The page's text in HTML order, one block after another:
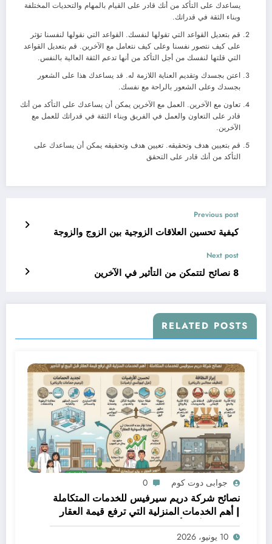
يساعدك على التأكد من أنك قادر على القيام بالمهام والتحديات المختلفة
وبناء الثقة في قدراتك.
قم بتعديل القواعد التي تقولها لنفسك. القواعد التي نقولها لنفسنا تؤثر
على كيف نتصور نفسنا وعلى كيف نتعامل مع الآخرين. قم بتعديل القواعد
التي قلتها لنفسك من أجل التأكد من أنها تدعم الثقة العالية بالنفس.
اعتن بجسدك وتقديم العناية اللازمة له. قد يساعدك هذا على الشعور
بجسدك وعلى الشعور بالراحة مع نفسك.
تعاون مع الآخرين. العمل مع الآخرين يمكن أن يساعدك على التأكد من أنك
قادر على التعاون والعمل في الفريق وبناء الثقة في قدراتك للعمل مع
الآخرين.
قم بتعيين هدف وتحقيقه. تعيين هدف وتحقيقه يمكن أن يساعدك على
التأكد من أنك قادر على التحقق
Previous post
كيفية تحسين العلاقات الزوجية بين الزوج والزوجة
Next post
8 نصائح لتتمكن من التأثير في الآخرين
RELATED POSTS
جوابى دوت كوم 0
نصائح شركة دريم سيرفيس للخدمات المتكاملة
| أهم الخدمات المنزلية التي ترفع قيمة العقار
قبل البيع أو التأجير
10 يونيو، 2026